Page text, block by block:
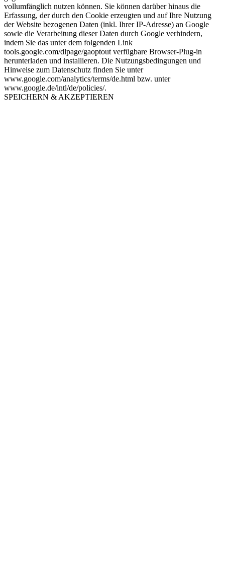
vollumfänglich nutzen können. Sie können darüber hinaus die
Erfassung, der durch den Cookie erzeugten und auf Ihre Nutzung
der Website bezogenen Daten (inkl. Ihrer IP-Adresse) an Google
sowie die Verarbeitung dieser Daten durch Google verhindern,
indem Sie das unter dem folgenden Link
tools.google.com/dlpage/gaoptout verfügbare Browser-Plug-in
herunterladen und installieren. Die Nutzungsbedingungen und
Hinweise zum Datenschutz finden Sie unter
www.google.com/analytics/terms/de.html bzw. unter
www.google.de/intl/de/policies/.
SPEICHERN & AKZEPTIEREN